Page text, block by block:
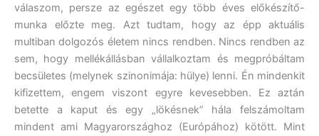
válaszom, persze az egészet egy több éves előkészítő-
munka előzte meg. Azt tudtam, hogy az épp aktuális
multiban dolgozós életem nincs rendben. Nincs rendben az
sem, hogy mellékállásban vállalkoztam és megpróbáltam
becsületes (melynek szinonimája: hülye) lenni. Én mindenkit
kifizettem, engem viszont egyre kevesebben. Ez aztán
betette a kaput és egy „lökésnek” hála felszámoltam
mindent ami Magyarországhoz (Európához) kötött. Mint